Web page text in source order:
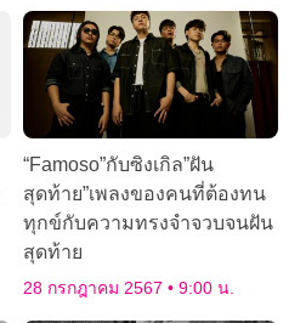
“Famoso”กับซิงเกิล”ฝัน
สุดท้าย”เพลงของคนที่ต้องทน
ทุกข์กับความทรงจำจวบจนฝัน
สุดท้าย
28 กรกฎาคม 2567 9:00 น.